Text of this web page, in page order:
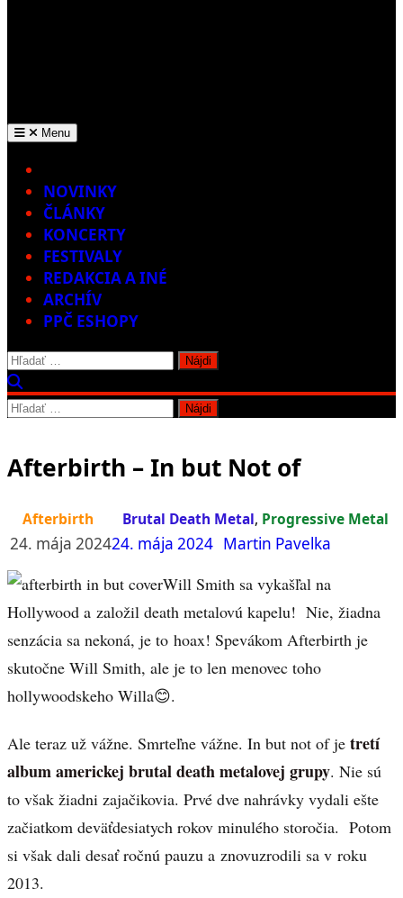
Menu
NOVINKY
ČLÁNKY
KONCERTY
FESTIVALY
REDAKCIA A INÉ
ARCHÍV
PPČ ESHOPY
Hľadať:
Hľadať:
Afterbirth – In but Not of
Afterbirth Brutal Death Metal, Progressive Metal
24. mája 202424. mája 2024 Martin Pavelka
Will Smith sa vykašľal na
Hollywood a založil death metalovú kapelu! Nie, žiadna
senzácia sa nekoná, je to hoax! Spevákom Afterbirth je
skutočne Will Smith, ale je to len menovec toho
hollywoodskeho Willa😊.
Ale teraz už vážne. Smrteľne vážne. In but not of je tretí
album americkej brutal death metalovej grupy. Nie sú
to však žiadni zajačikovia. Prvé dve nahrávky vydali ešte
začiatkom deväťdesiatych rokov minulého storočia. Potom
si však dali desať ročnú pauzu a znovuzrodili sa v roku
2013.